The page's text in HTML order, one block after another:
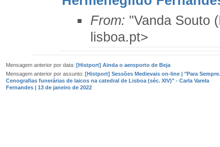
From: "Vanda Souto
lisboa.pt>
Mensagem anterior por data: [Histport] Ainda o aeroporto de Beja
Mensagem anterior por assunto: [Histport] Sessões Medievais on-line | "Para Sempre.
Cenografias funerárias de laicos na catedral de Lisboa (séc. XIV)" - Carla Varela
Fernandes | 13 de janeiro de 2022